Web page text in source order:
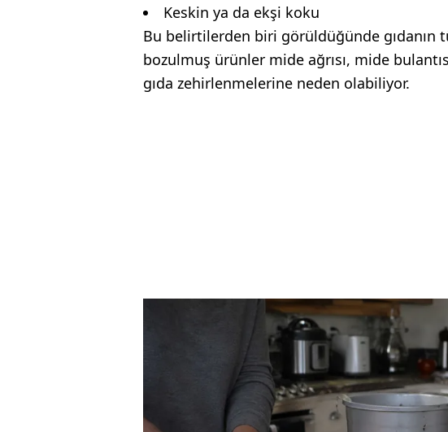
Keskin ya da ekşi koku
Bu belirtilerden biri görüldüğünde gıdanın
bozulmuş ürünler mide ağrısı, mide
gıda zehirlenmelerine neden olabiliyor.